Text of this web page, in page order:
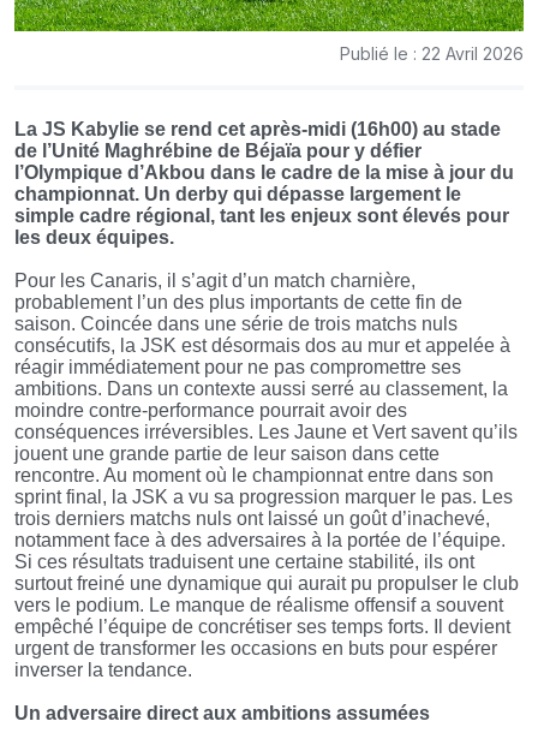
Publié le : 22 Avril 2026
La JS Kabylie se rend cet après-midi (16h00) au stade
de l’Unité Maghrébine de Béjaïa pour y défier
l’Olympique d’Akbou dans le cadre de la mise à jour du
championnat. Un derby qui dépasse largement le
simple cadre régional, tant les enjeux sont élevés pour
les deux équipes.
Pour les Canaris, il s’agit d’un match charnière,
probablement l’un des plus importants de cette fin de
saison. Coincée dans une série de trois matchs nuls
consécutifs, la JSK est désormais dos au mur et appelée à
réagir immédiatement pour ne pas compromettre ses
ambitions. Dans un contexte aussi serré au classement, la
moindre contre-performance pourrait avoir des
conséquences irréversibles. Les Jaune et Vert savent qu’ils
jouent une grande partie de leur saison dans cette
rencontre. Au moment où le championnat entre dans son
sprint final, la JSK a vu sa progression marquer le pas. Les
trois derniers matchs nuls ont laissé un goût d’inachevé,
notamment face à des adversaires à la portée de l’équipe.
Si ces résultats traduisent une certaine stabilité, ils ont
surtout freiné une dynamique qui aurait pu propulser le club
vers le podium. Le manque de réalisme offensif a souvent
empêché l’équipe de concrétiser ses temps forts. Il devient
urgent de transformer les occasions en buts pour espérer
inverser la tendance.
Un adversaire direct aux ambitions assumées